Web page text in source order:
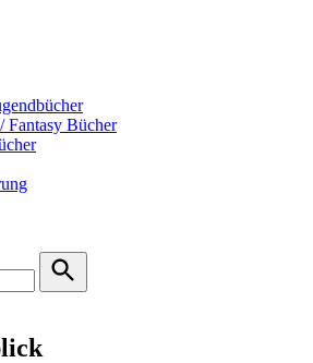
Fantasy Bücher
Search